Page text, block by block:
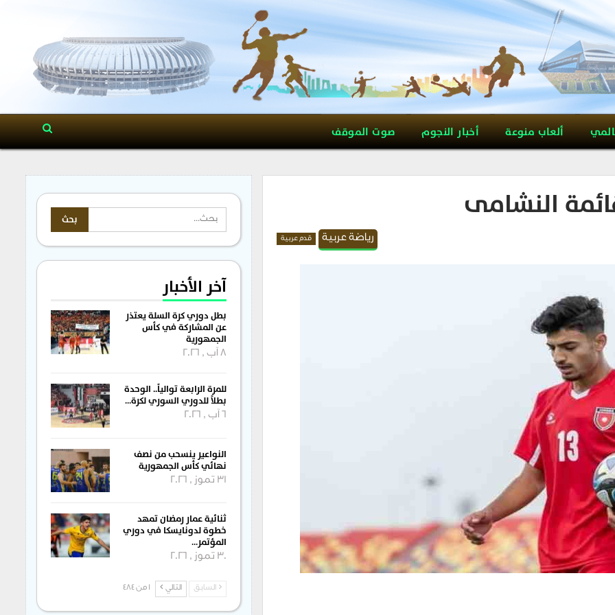
ألعاب منوعة أخبار النجوم صوت الموقف
النشامى
رياضة عربية قدم عربية
آخر الأخبار
بطل دوري كرة السلة يعتذر
عن المشاركة في كأس
الجمهورية
8 آب , 2026
للمرة الرابعة توالياً.. الوحدة
بطلاً للدوري السوري لكرة…
6 آب , 2026
النواعير ينسحب من نصف
نهائي كأس الجمهورية
31 تموز , 2026
ثنائية عمار رمضان تمهد
خطوة لدونايسكا في دوري
المؤتمر…
30 تموز , 2026
السابق التالي 1 من 484